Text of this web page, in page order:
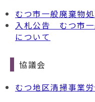
す
る
むつ市一般廃棄物
入札公告 むつ市一
について
協議会
むつ地区清掃事業